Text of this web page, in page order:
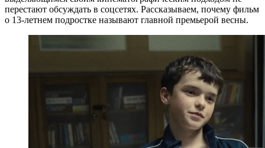
перестают обсуждать в соцсетях. Рассказываем, почему фильм
о 13-летнем подростке называют главной премьерой весны.